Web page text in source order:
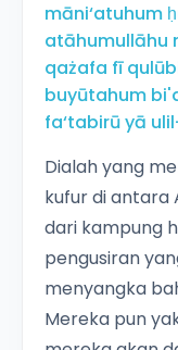
māni‘atuhum
atāhumullāhu
qażafa fī
buyūtahum
fa‘tabirū yā
Dialah yang
kufur di antara
dari kampung
pengusiran
menyangka
Mereka pun